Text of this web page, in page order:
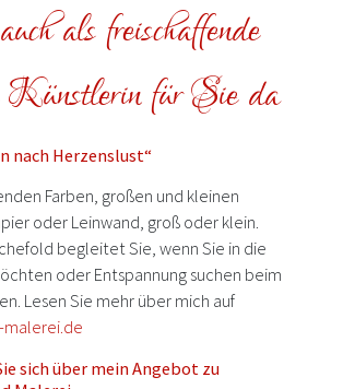
als freischaffende
Künstlerin für Sie da
nach Herzenslust“
Farben, großen und kleinen
oder Leinwand, groß oder klein.
begleitet Sie, wenn Sie in die
oder Entspannung suchen beim
Lesen Sie mehr über mich auf
sich über mein Angebot zu